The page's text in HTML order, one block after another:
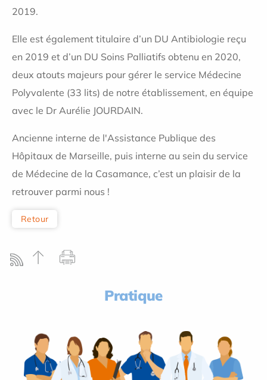
2019.
Elle est également titulaire d’un DU Antibiologie reçu
en 2019 et d’un DU Soins Palliatifs obtenu en 2020,
deux atouts majeurs pour gérer le service Médecine
Polyvalente (33 lits) de notre établissement, en équipe
avec le Dr Aurélie JOURDAIN.
Ancienne interne de l'Assistance Publique des
Hôpitaux de Marseille, puis interne au sein du service
de Médecine de la Casamance, c’est un plaisir de la
retrouver parmi nous !
Retour
Pratique